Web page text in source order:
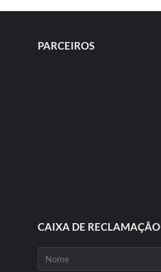
PARCEIROS
CAIXA DE RECLAMAÇÃO